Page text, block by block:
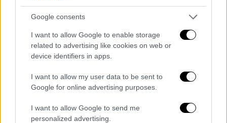
Google consents
I want to allow Google to enable storage
related to advertising like cookies on web or
device identifiers in apps.
I want to allow my user data to be sent to
Google for online advertising purposes.
I want to allow Google to send me
personalized advertising.